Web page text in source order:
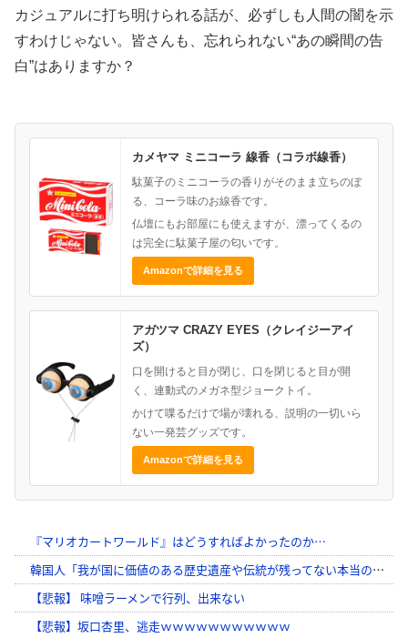
カジュアルに打ち明けられる話が、必ずしも人間の闇を示
すわけじゃない。皆さんも、忘れられない“あの瞬間の告
白”はありますか？
カメヤマ ミニコーラ 線香（コラボ線香）
駄菓子のミニコーラの香りがそのまま立ちのぼ
る、コーラ味のお線香です。
仏壇にもお部屋にも使えますが、漂ってくるの
は完全に駄菓子屋の匂いです。
Amazonで詳細を見る
アガツマ CRAZY EYES（クレイジーアイ
ズ）
口を開けると目が閉じ、口を閉じると目が開
く、連動式のメガネ型ジョークトイ。
かけて喋るだけで場が壊れる、説明の一切いら
ない一発芸グッズです。
Amazonで詳細を見る